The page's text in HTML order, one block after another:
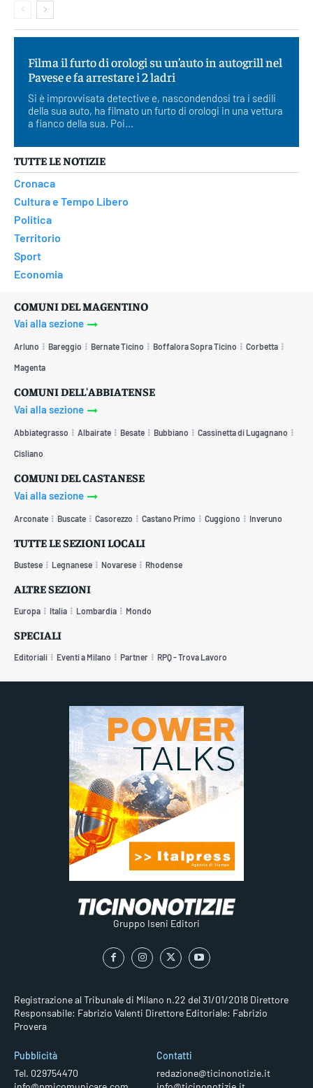
Filma il furto di orologi su un’auto in autogrill nel
Pavese e fa arrestare i 2 ladri
Si è improvvisata detective e, nascondendosi tra i sedili
della sua auto, ha filmato un furto di orologi in una vettura
a fianco della sua. Poi...
TUTTE LE NOTIZIE
Cronaca
Cultura e Tempo Libero
Politica
Territorio
Sport
Economia
COMUNI DEL MAGENTINO
Vai alla sezione
Arluno Bareggio Bernate Ticino Boffalora Sopra Ticino Corbetta
Magenta
COMUNI DELL'ABBIATENSE
Vai alla sezione
Abbiategrasso Albairate Besate Bubbiano Cassinetta di Lugagnano
Cisliano
COMUNI DEL CASTANESE
Vai alla sezione
Arconate Buscate Casorezzo Castano Primo Cuggiono Inveruno
TUTTE LE SEZIONI LOCALI
Bustese Legnanese Novarese Rhodense
ALTRE SEZIONI
Europa Italia Lombardia Mondo
SPECIALI
Editoriali Eventi a Milano Partner RPQ - Trova Lavoro
Gruppo Iseni Editori
Registrazione al Tribunale di Milano n.22 del 31/01/2018 Direttore
Responsabile: Fabrizio Valenti Direttore Editoriale: Fabrizio
Provera
Pubblicità
Tel. 029754470
Contatti
redazione@ticinonotizie.it